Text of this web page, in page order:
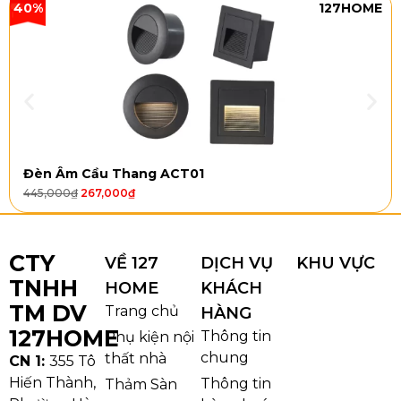
Thảm trải sàn bida chất liệu cao su tổng hợp
=> Chi tiết: Bảng giá thảm cao sumới nhất
40% 127HOME
Đèn Âm Cầu Thang ACT01
445,000₫ 267,000₫
CTY
TNHH
TM DV
127HOME
CN 1: 355 Tô
Hiến Thành,
VỀ 127
HOME
Trang chủ
Phụ kiện nội
thất nhà
Thảm Sàn
DỊCH VỤ
KHÁCH
HÀNG
Thông tin
chung
Thông tin
KHU VỰC